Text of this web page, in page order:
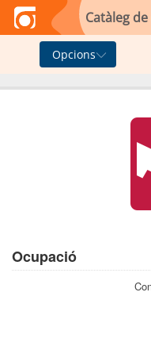
Skip to main content
Catàleg
Opcions
Ocupació